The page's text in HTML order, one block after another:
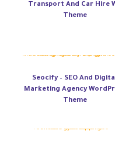
Transport And Car Hire
Theme
Seocify – SEO And
Marketing Agency
Theme